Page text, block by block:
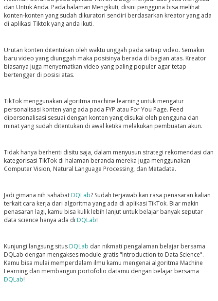
dan Untuk Anda. Pada halaman Mengikuti, disini pengguna bisa melihat
konten-konten yang sudah dikuratori sendiri berdasarkan kreator yang ada
di aplikasi Tiktok yang anda ikuti.
Urutan konten ditentukan oleh waktu unggah pada setiap video. Semakin
baru video yang diunggah maka posisinya berada di bagian atas. Kreator
biasanya juga menyematkan video yang paling populer agar tetap
bertengger di posisi atas.
TikTok menggunakan algoritma machine learning untuk mengatur
personalisasi konten yang ada pada FYP atau For You Page. Feed
dipersonalisasi sesuai dengan konten yang disukai oleh pengguna dan
minat yang sudah ditentukan di awal ketika melakukan pembuatan akun.
Tidak hanya berhenti disitu saja, dalam menyusun strategi rekomendasi dan
kategorisasi TikTok di halaman beranda mereka juga menggunakan
Computer Vision, Natural Language Processing, dan Metadata.
Jadi gimana nih sahabat DQLab? Sudah terjawab kan rasa penasaran kalian
terkait cara kerja dari algoritma yang ada di aplikasi TikTok. Biar makin
penasaran lagi, kamu bisa kulik lebih lanjut untuk belajar banyak seputar
data science hanya ada di DQLab!
Kunjungi langsung situs DQLab dan nikmati pengalaman belajar bersama
DQLab dengan mengakses module gratis "Introduction to Data Science".
Kamu bisa mulai memperdalam ilmu kamu mengenai algoritma Machine
Learning dan membangun portofolio datamu dengan belajar bersama
DQLab!